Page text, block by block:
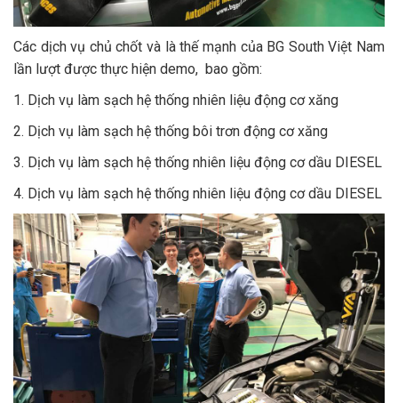
Các dịch vụ chủ chốt và là thế mạnh của BG South Việt Nam
lần lượt được thực hiện demo, bao gồm:
1. Dịch vụ làm sạch hệ thống nhiên liệu động cơ xăng
2. Dịch vụ làm sạch hệ thống bôi trơn động cơ xăng
3. Dịch vụ làm sạch hệ thống nhiên liệu động cơ dầu DIESEL
4. Dịch vụ làm sạch hệ thống nhiên liệu động cơ dầu DIESEL